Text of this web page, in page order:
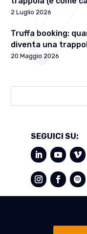
2 Luglio 2026
Truffa booking:
diventa una
20 Maggio 2026
SEGUICI SU: